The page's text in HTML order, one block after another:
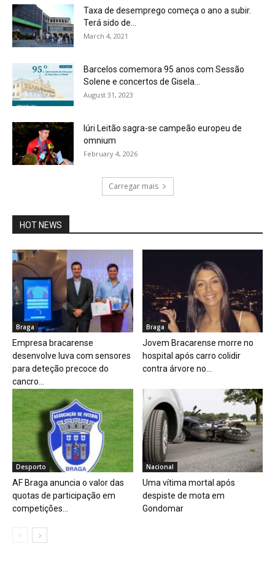
Taxa de desemprego começa o ano a subir.
Terá sido de...
March 4, 2021
Barcelos comemora 95 anos com Sessão
Solene e concertos de Gisela...
August 31, 2023
Iúri Leitão sagra-se campeão europeu de
omnium
February 4, 2026
Carregar mais
HOT NEWS
Braga
Empresa bracarense
desenvolve luva com sensores
para deteção precoce do
cancro...
Braga
Jovem Bracarense morre no
hospital após carro colidir
contra árvore no...
Desporto
AF Braga anuncia o valor das
quotas de participação em
competições...
Nacional
Uma vítima mortal após
despiste de mota em
Gondomar